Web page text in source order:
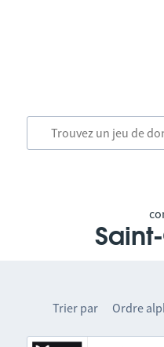
Trier par Ordre